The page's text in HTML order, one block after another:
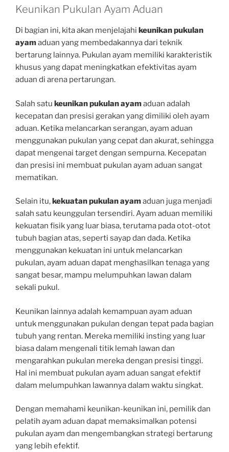
Keunikan Pukulan Ayam Aduan
Di bagian ini, kita akan menjelajahi keunikan pukulan
ayamaduan yang membedakannya dari teknik
bertarung lainnya. Pukulan ayam memiliki karakteristik
khusus yang dapat meningkatkan efektivitas ayam
aduan di arena pertarungan.
Salah satu keunikan pukulan ayamaduan adalah
kecepatan dan presisi gerakan yang dimiliki oleh ayam
aduan. Ketika melancarkan serangan, ayam aduan
menggunakan pukulan yang cepat dan akurat, sehingga
dapat mengenai target dengan sempurna. Kecepatan
dan presisi ini membuat pukulan ayam aduan sangat
mematikan.
Selain itu, kekuatan pukulan ayamaduan juga menjadi
salah satu keunggulan tersendiri. Ayam aduan memiliki
kekuatan fisik yang luar biasa, terutama pada otot-otot
tubuh bagian atas, seperti sayap dan dada. Ketika
menggunakan kekuatan ini untuk melancarkan
pukulan, ayam aduan dapat menghasilkan tenaga yang
sangat besar, mampu melumpuhkan lawan dalam
sekali pukul.
Keunikan lainnya adalah kemampuan ayam aduan
untuk menggunakan pukulan dengan tepat pada bagian
tubuh yang rentan. Mereka memiliki insting yang luar
biasa dalam mengenali titik lemah lawan dan
mengarahkan pukulan mereka dengan presisi tinggi.
Hal ini membuat pukulan ayam aduan sangat efektif
dalam melumpuhkan lawannya dalam waktu singkat.
Dengan memahami keunikan-keunikan ini, pemilik dan
pelatih ayam aduan dapat memaksimalkan potensi
pukulan ayam dan mengembangkan strategi bertarung
yang lebih efektif.